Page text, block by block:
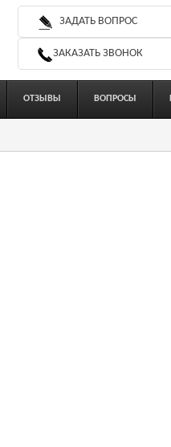
ЗАДАТЬ ВОПРОС
ЗАКАЗАТЬ ЗВОНОК
ОТЗЫВЫ ВОПРОСЫ